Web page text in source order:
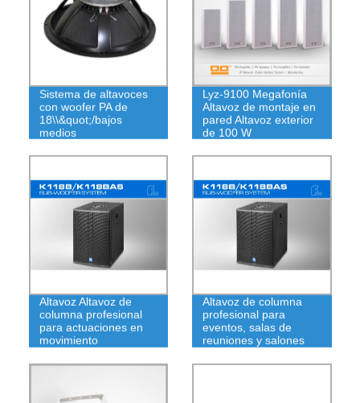
Sistema de altavoces
con woofer PA de
18\\&quot;/bajos
medios
Lyz-9100 Megafonía
Altavoz de montaje en
pared Altavoz exterior
de 100 W
Altavoz Altavoz de
columna profesional
para actuaciones en
movimiento
Altavoz de columna
profesional para
eventos, salas de
reuniones y salones